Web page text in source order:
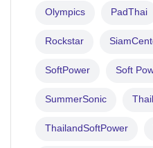
Olympics PadThai
Rockstar
SoftPower Soft
SummerSonic
ThailandSoftPower